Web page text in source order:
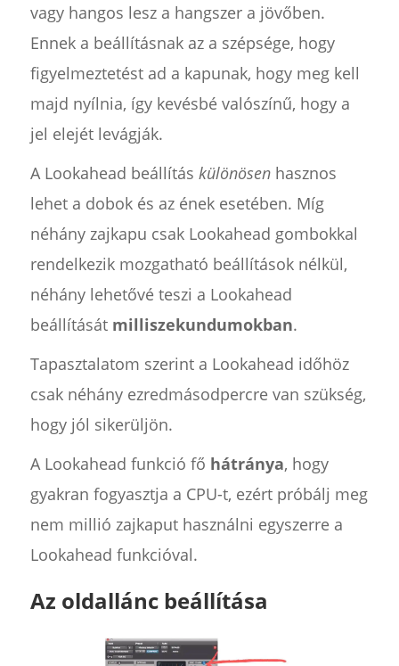
vagy hangos lesz a hangszer a jövőben.
Ennek a beállításnak az a szépsége, hogy
figyelmeztetést ad a kapunak, hogy meg kell
majd nyílnia, így kevésbé valószínű, hogy a
jel elejét levágják.
A Lookahead beállítás különösenhasznos
lehet a dobok és az ének esetében. Míg
néhány zajkapu csak Lookahead gombokkal
rendelkezik mozgatható beállítások nélkül,
néhány lehetővé teszi a Lookahead
beállítását milliszekundumokban.
Tapasztalatom szerint a Lookahead időhöz
csak néhány ezredmásodpercre van szükség,
hogy jól sikerüljön.
A Lookahead funkció fő hátránya, hogy
gyakran fogyasztja a CPU-t, ezért próbálj meg
nem millió zajkaput használni egyszerre a
Lookahead funkcióval.
Az oldallánc beállítása